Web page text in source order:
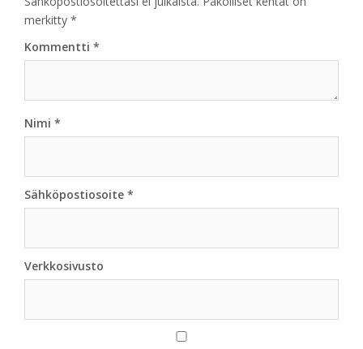
merkitty *
Kommentti *
Nimi *
Sähköpostiosoite *
Verkkosivusto